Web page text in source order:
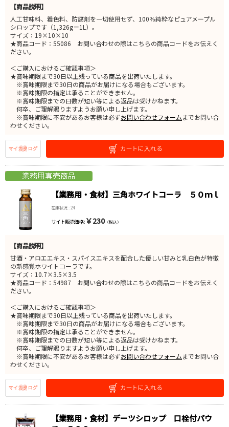
【商品説明】
人工甘味料、着色料、防腐剤を一切使用せず、100％純粋なピュアメープル
シロップです（1,326g＝1L）。
サイズ：19×10×10
★商品コード：55086 お問い合わせの際はこちらの商品コードをお伝えく
ださい。
＜ご購入におけるご確認事項＞
★賞味期限まで30日以上残っている商品を出荷いたします。
※賞味期限まで30日の商品がお届けになる場合もございます。
※賞味期限の指定は承ることができません。
※賞味期限までの日数が短い等による返品は受けかねます。
何卒、ご理解賜りますようお願い申し上げます。
※賞味期限に不安があるお客様は必ずお問い合わせフォームまでお問い合
わせください。
【業務用・食材】三角ホワイトコーラ ５０ｍｌ
在庫状況 : 24
サイト販売価格 : ￥230（税込）
【商品説明】
甘酒・アロエエキス・スパイスエキスを配合した優しい甘みと乳白色が特徴
の新感覚ホワイトコーラです。
サイズ：10.7×3.5×3.5
★商品コード：54987 お問い合わせの際はこちらの商品コードをお伝えく
ださい。
＜ご購入におけるご確認事項＞
★賞味期限まで30日以上残っている商品を出荷いたします。
※賞味期限まで30日の商品がお届けになる場合もございます。
※賞味期限の指定は承ることができません。
※賞味期限までの日数が短い等による返品は受けかねます。
何卒、ご理解賜りますようお願い申し上げます。
※賞味期限に不安があるお客様は必ずお問い合わせフォームまでお問い合
わせください。
【業務用・食材】デーツシロップ 口栓付パウ